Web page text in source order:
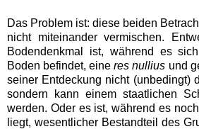
Das Problem ist: diese beiden
nicht miteinander vermischen.
Bodendenkmal ist, während es
Boden befindet, eineres nullius und
seiner Entdeckung nicht (unbedingt)
sondern kann einem staatlichen
werden. Oder es ist, während es
liegt, wesentlicher Bestandteil des